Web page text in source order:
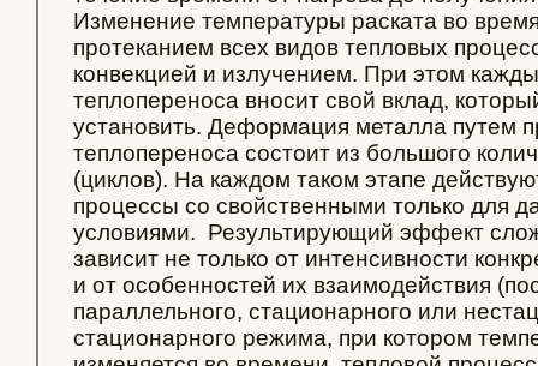
Изменение температуры раската во
протеканием всех видов тепловых
конвекцией и излучением. При этом
теплопереноса вносит свой вклад,
установить. Деформация металла путем
теплопереноса состоит из большого
(циклов). На каждом таком этапе
процессы со свойственными только для
условиями. Результирующий эффект
зависит не только от интенсивности
и от особенностей их взаимодействия
параллельного, стационарного или
стационарного режима, при котором